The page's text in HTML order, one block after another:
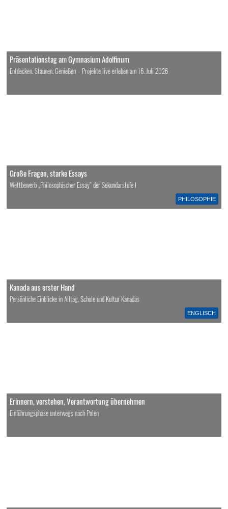
Präsentationstag am Gymnasium Adolfinum
Entdecken, Staunen, Genießen – Projekte live erleben am 16. Juli 2026
PHILOSOPHIE
Große Fragen, starke Essays
Wettbewerb „Philosophischer Essay“ der Sekundarstufe I
ENGLISCH
Kanada aus erster Hand
Persönliche Einblicke in Alltag, Schule und Kultur Kanadas
Erinnern, verstehen, Verantwortung übernehmen
Einführungsphase unterwegs nach Polen